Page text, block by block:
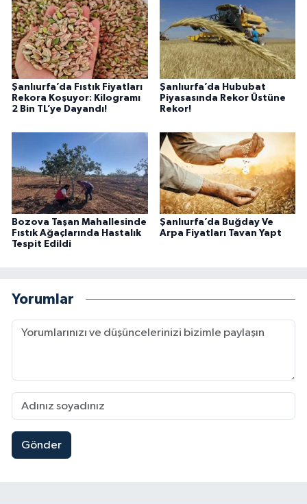
Şanlıurfa’da Fıstık Fiyatları
Rekora Koşuyor: Kilogramı
2 Bin TL’ye Dayandı!
Şanlıurfa’da Hububat
Piyasasında Rekor Üstüne
Rekor!
Bozova Taşan Mahallesinde
Fıstık Ağaçlarında Hastalık
Tespit Edildi
Şanlıurfa’da Buğday Ve
Arpa Fiyatları Tavan Yapt
Yorumlar
Gönder